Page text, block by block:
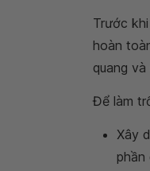
Trước khi
hoàn
quang
Để làm
Xây
phần